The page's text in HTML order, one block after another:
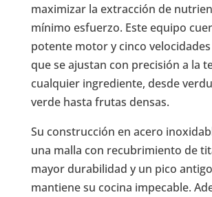
maximizar la extracción de
mínimo esfuerzo. Este equipo
potente motor y cinco
que se ajustan con precisión a la
cualquier ingrediente, desde
verde hasta frutas densas.
Su construcción en acero
una malla con recubrimiento de
mayor durabilidad y un pico
mantiene su cocina impecable.